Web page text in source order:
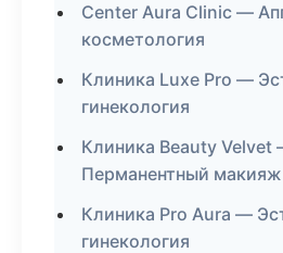
Center Aura Clinic —
косметология
Клиника Luxe Pro —
гинекология
Клиника Beauty Velvet
Перманентный макияж
Клиника Pro Aura —
гинекология